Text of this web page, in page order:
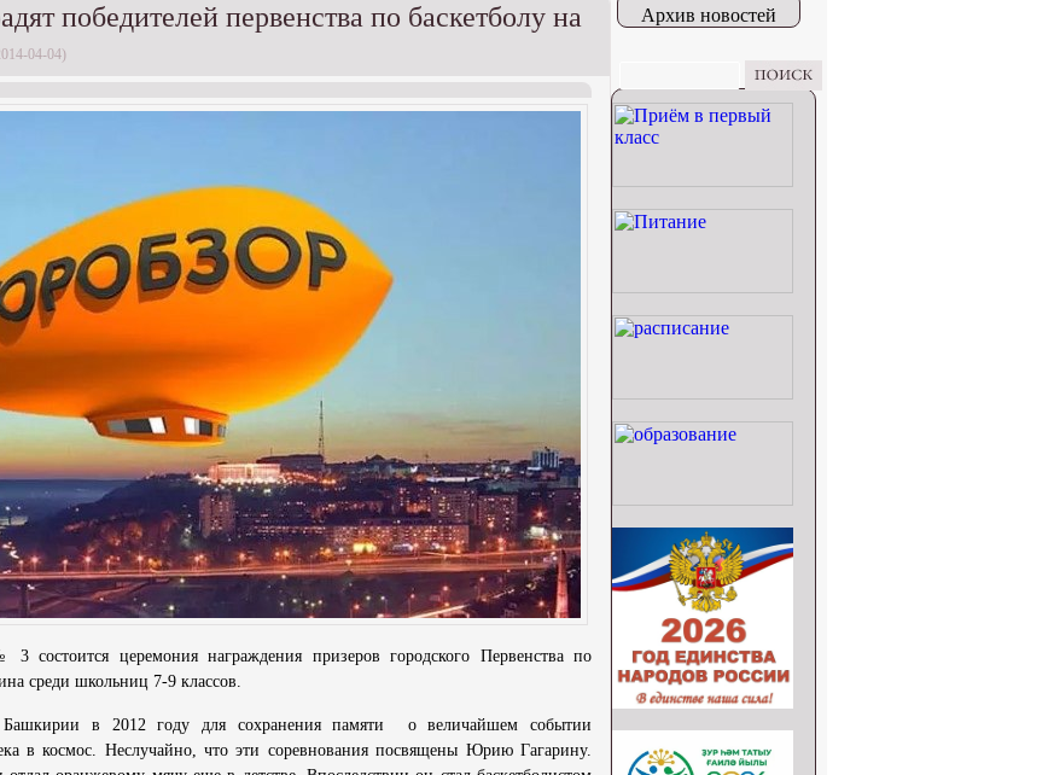
победителей первенства по баскетболу на
04-04)
церемония награждения призеров городского Первенства по
среди школьниц 7-9 классов.
в 2012 году для сохранения памяти о величайшем событии
в космос. Неслучайно, что эти соревнования посвящены Юрию Гагарину.
Архив новостей